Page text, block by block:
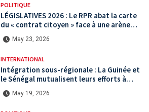
POLITIQUE
LÉGISLATIVES 2026 : Le RPR abat la carte
du « contrat citoyen » face à une arène
politique saturée.
May 23, 2026
INTERNATIONAL
Intégration sous-régionale : La Guinée et
le Sénégal mutualisent leurs efforts à
Koundara via le programme RéZo
May 19, 2026